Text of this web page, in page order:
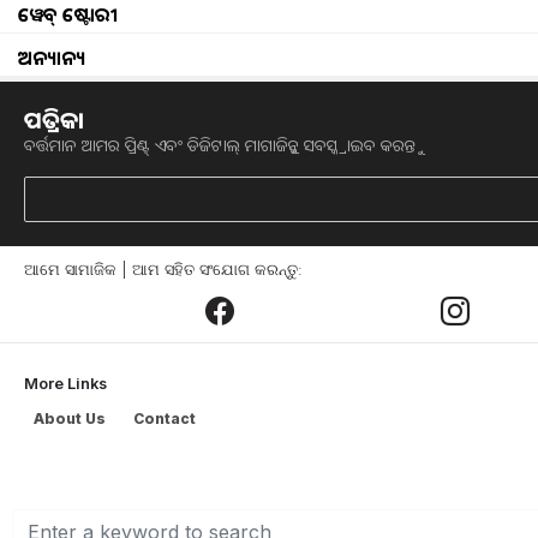
ୱେବ୍ ଷ୍ଟୋରୀ
ଅନ୍ୟାନ୍ୟ
ପତ୍ରିକା
ବର୍ତ୍ତମାନ ଆମର ପ୍ରିଣ୍ଟ୍ ଏବଂ ଡିଜିଟାଲ୍ ମାଗାଜିନ୍କୁ ସବସ୍କ୍ରାଇବ କରନ୍ତୁ
ଆମେ ସାମାଜିକ | ଆମ ସହିତ ସଂଯୋଗ କରନ୍ତୁ:
More Links
About Us
Contact
କେନ୍ଦ୍ର ସରକାର ପ୍ରଧାନମନ୍ତ୍ରୀ କିଷାନ
କିଷାନ ପରିଚୟପତ୍ର ପାଇବା ବାଧ୍ୟତାମୂଳକ
ଧ୍ୟାନରେ ରଖି କୃଷି ଏବଂ କୃଷକ କଲ୍ୟାଣ
ଅଧିକାରୀଙ୍କ ଅନୁଯାୟୀ, “ଏହି ଚାଷୀ
ଏହା ପ୍ରଧାନମନ୍ତ୍ରୀ-କିଷାନ ପଞ୍ଜିକରଣ
ଯୋଜନାର ଲାଭ ପାଇବା ସହଜ କରିବ ।”